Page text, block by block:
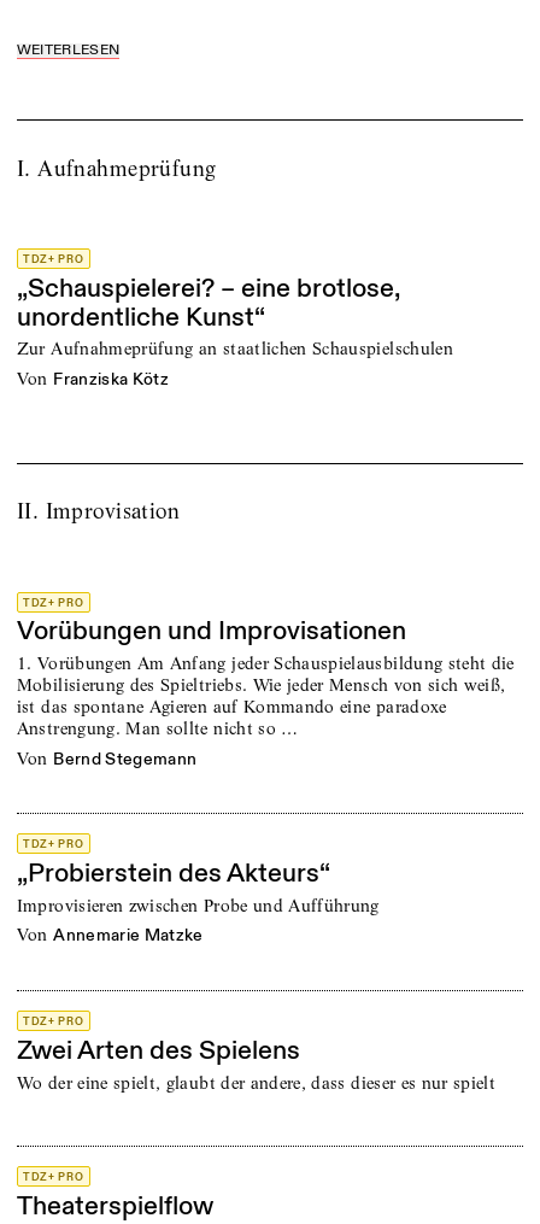
WEITERLESEN
I. Aufnahmeprüfung
TDZ+ PRO
„Schauspielerei? – eine brotlose,
unordentliche Kunst“
Zur Aufnahmeprüfung an staatlichen Schauspielschulen
von Franziska Kötz
II. Improvisation
TDZ+ PRO
Vorübungen und Improvisationen
1. Vorübungen Am Anfang jeder Schauspielausbildung steht die
Mobilisierung des Spieltriebs. Wie jeder Mensch von sich weiß,
ist das spontane Agieren auf Kommando eine paradoxe
Anstrengung. Man sollte nicht so …
von Bernd Stegemann
TDZ+ PRO
„Probierstein des Akteurs“
Improvisieren zwischen Probe und Aufführung
von Annemarie Matzke
TDZ+ PRO
Zwei Arten des Spielens
Wo der eine spielt, glaubt der andere, dass dieser es nur spielt
TDZ+ PRO
Theaterspielflow